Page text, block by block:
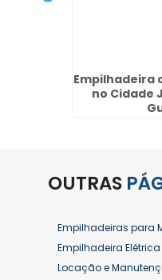
Empilhadeira
no Cidade
OUTRAS
Empilhadeiras para
Empilhadeira
Locação e